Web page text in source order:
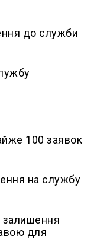
до служби
100 заявок
на службу
залишення
для